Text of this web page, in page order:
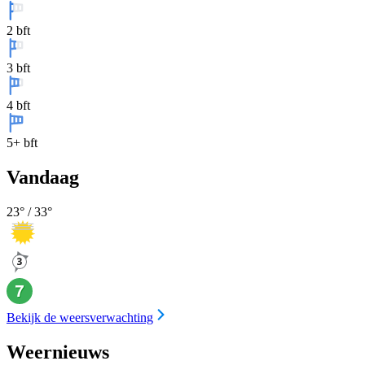
2 bft
3 bft
4 bft
5+ bft
Vandaag
23° /33°
Bekijk de weersverwachting
Weernieuws